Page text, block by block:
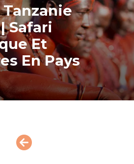
Safari
Et
En Pays